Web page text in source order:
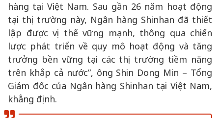
hàng tại Việt Nam. Sau gần 26 năm hoạt động
tại thị trường này, Ngân hàng Shinhan đã thiết
lập được vị thế vững mạnh, thông qua chiến
lược phát triển về quy mô hoạt động và tăng
trưởng bền vững tại các thị trường tiềm năng
trên khắp cả nước”, ông Shin Dong Min – Tổng
Giám đốc của Ngân hàng Shinhan tại Việt Nam,
khẳng định.